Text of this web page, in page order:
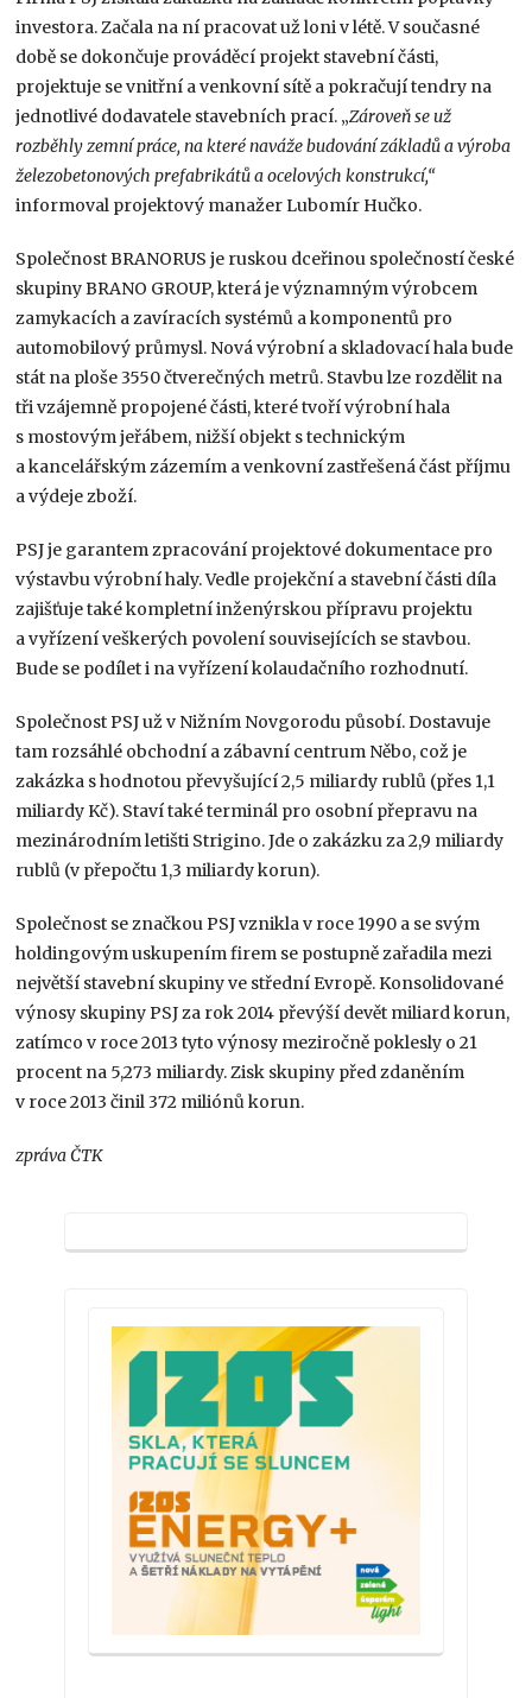
investora. Začala na ní pracovat už loni v létě. V současné
době se dokončuje prováděcí projekt stavební části,
projektuje se vnitřní a venkovní sítě a pokračují tendry na
jednotlivé dodavatele stavebních prací. „Zároveň se už
rozběhly zemní práce, na které naváže budování základů a výroba
železobetonových prefabrikátů a ocelových konstrukcí,“
informoval projektový manažer Lubomír Hučko.
Společnost BRANORUS je ruskou dceřinou společností české
skupiny BRANO GROUP, která je významným výrobcem
zamykacích a zavíracích systémů a komponentů pro
automobilový průmysl. Nová výrobní a skladovací hala bude
stát na ploše 3550 čtverečných metrů. Stavbu lze rozdělit na
tři vzájemně propojené části, které tvoří výrobní hala
s mostovým jeřábem, nižší objekt s technickým
a kancelářským zázemím a venkovní zastřešená část příjmu
a výdeje zboží.
PSJ je garantem zpracování projektové dokumentace pro
výstavbu výrobní haly. Vedle projekční a stavební části díla
zajišťuje také kompletní inženýrskou přípravu projektu
a vyřízení veškerých povolení souvisejících se stavbou.
Bude se podílet i na vyřízení kolaudačního rozhodnutí.
Společnost PSJ už v Nižním Novgorodu působí. Dostavuje
tam rozsáhlé obchodní a zábavní centrum Něbo, což je
zakázka s hodnotou převyšující 2,5 miliardy rublů (přes 1,1
miliardy Kč). Staví také terminál pro osobní přepravu na
mezinárodním letišti Strigino. Jde o zakázku za 2,9 miliardy
rublů (v přepočtu 1,3 miliardy korun).
Společnost se značkou PSJ vznikla v roce 1990 a se svým
holdingovým uskupením firem se postupně zařadila mezi
největší stavební skupiny ve střední Evropě. Konsolidované
výnosy skupiny PSJ za rok 2014 převýší devět miliard korun,
zatímco v roce 2013 tyto výnosy meziročně poklesly o 21
procent na 5,273 miliardy. Zisk skupiny před zdaněním
v roce 2013 činil 372 miliónů korun.
zpráva ČTK